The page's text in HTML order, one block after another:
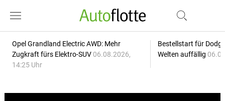
Opel Grandland Electric AWD: Mehr
Zugkraft fürs Elektro-SUV 06.08.2026,
14:25 Uhr
Bestellstart für
Welten auffällig